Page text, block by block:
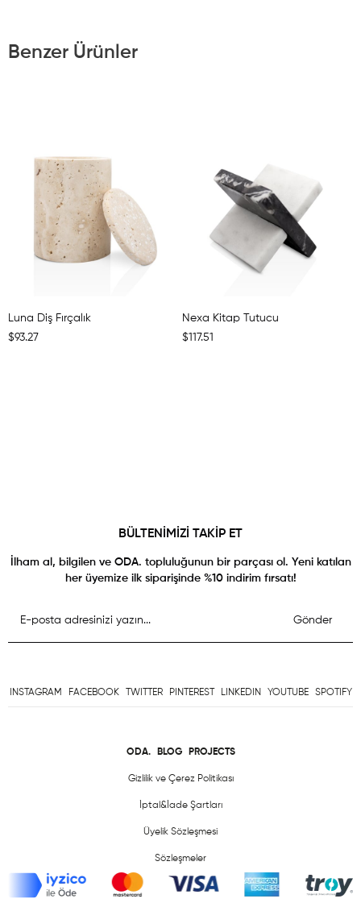
Benzer Ürünler
Luna Diş Fırçalık
$93.27
Nexa Kitap Tutucu
$117.51
BÜLTENİMİZİ TAKİP ET
İlham al, bilgilen ve ODA. topluluğunun bir parçası ol. Yeni katılan
her üyemize ilk siparişinde %10 indirim fırsatı!
Gönder
INSTAGRAM FACEBOOK TWITTER PINTEREST LINKEDIN YOUTUBE SPOTIFY
ODA. BLOG PROJECTS
Gizlilik ve Çerez Politikası
İptal&İade Şartları
Üyelik Sözleşmesi
Sözleşmeler